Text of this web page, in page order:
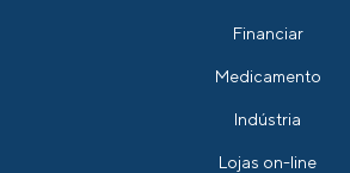
Financiar
Medicamento
Indústria
Lojas on-line